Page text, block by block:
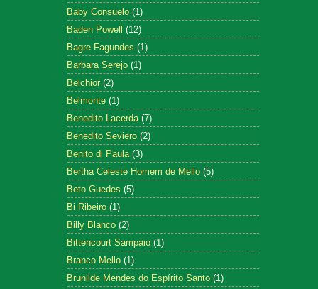
Baby Consuelo (1)
Baden Powell (12)
Bagre Fagundes (1)
Barbara Serejo (1)
Belchior (2)
Belmonte (1)
Benedito Lacerda (7)
Benedito Seviero (2)
Benito di Paula (3)
Bertha Celeste Homem de Mello (5)
Beto Guedes (5)
Bi Ribeiro (1)
Billy Blanco (2)
Bittencourt Sampaio (1)
Branco Mello (1)
Brunilde Mendes do Espírito Santo (1)